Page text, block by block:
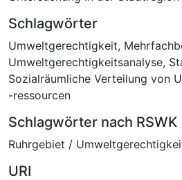
Schlagwörter
Umweltgerechtigkeit,
Umweltgerechtigkeitsanalyse,
Sozialräumliche Verteilung von
-ressourcen
Schlagwörter nach RSWK
Ruhrgebiet /
URI